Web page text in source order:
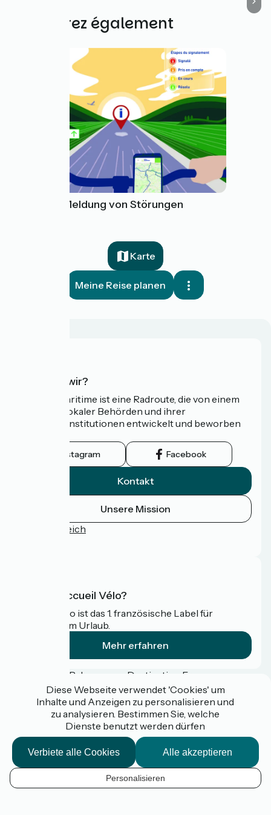
DE
Découvrez également
Tool zur Meldung von Störungen
Karte
Meine Reise planen
Wer sind wir?
Die Vélomaritime ist eine Radroute, die von einem
Netzwerk lokaler Behörden und ihrer
Tourismusinstitutionen entwickelt und beworben
Instagram Facebook
Kontakt
Unsere Mission
Pressebereich
Was ist Accueil Vélo?
Accueil Vélo ist das 1. französische Label für
Radfahrer im Urlaub.
Mehr erfahren
Gefördert im Rahmen von Destination France
Espace pro / presse
FAQ
Plan du site
Mentions légales
Kontakt
Réalisation :StudioJuilletetFrance Vélo Tourisme
Diese Webseite verwendet 'Cookies' um
Inhalte und Anzeigen zu personalisieren und
zu analysieren. Bestimmen Sie, welche
Dienste benutzt werden dürfen
Alle akzeptieren
Verbiete alle Cookies
Personalisieren